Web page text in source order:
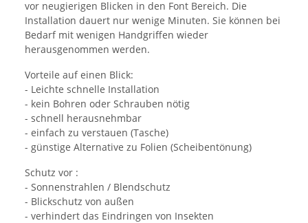
vor neugierigen Blicken in den Font Bereich. Die
Installation dauert nur wenige Minuten. Sie können bei
Bedarf mit wenigen Handgriffen wieder
herausgenommen werden.
Vorteile auf einen Blick:
- Leichte schnelle Installation
- kein Bohren oder Schrauben nötig
- schnell herausnehmbar
- einfach zu verstauen (Tasche)
- günstige Alternative zu Folien (Scheibentönung)
Schutz vor :
- Sonnenstrahlen / Blendschutz
- Blickschutz von außen
- verhindert das Eindringen von Insekten